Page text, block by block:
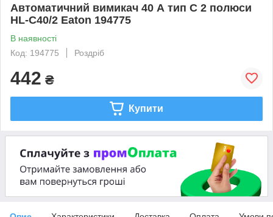
Автоматичний вимикач 40 А тип C 2 полюси
HL-C40/2 Eaton 194775
В наявності
Код: 194775
Роздріб
442 ₴
Купити